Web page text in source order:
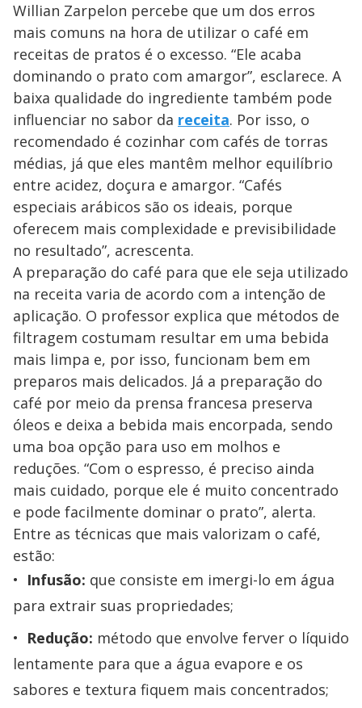
Willian Zarpelon percebe que um dos erros
mais comuns na hora de utilizar o café em
receitas de pratos é o excesso. “Ele acaba
dominando o prato com amargor”, esclarece. A
baixa qualidade do ingrediente também pode
influenciar no sabor da receita. Por isso, o
recomendado é cozinhar com cafés de torras
médias, já que eles mantêm melhor equilíbrio
entre acidez, doçura e amargor. “Cafés
especiais arábicos são os ideais, porque
oferecem mais complexidade e previsibilidade
no resultado”, acrescenta.
A preparação do café para que ele seja utilizado
na receita varia de acordo com a intenção de
aplicação. O professor explica que métodos de
filtragem costumam resultar em uma bebida
mais limpa e, por isso, funcionam bem em
preparos mais delicados. Já a preparação do
café por meio da prensa francesa preserva
óleos e deixa a bebida mais encorpada, sendo
uma boa opção para uso em molhos e
reduções. “Com o espresso, é preciso ainda
mais cuidado, porque ele é muito concentrado
e pode facilmente dominar o prato”, alerta.
Entre as técnicas que mais valorizam o café,
estão:
Infusão: que consiste em imergi-lo em água
para extrair suas propriedades;
Redução: método que envolve ferver o líquido
lentamente para que a água evapore e os
sabores e textura fiquem mais concentrados;